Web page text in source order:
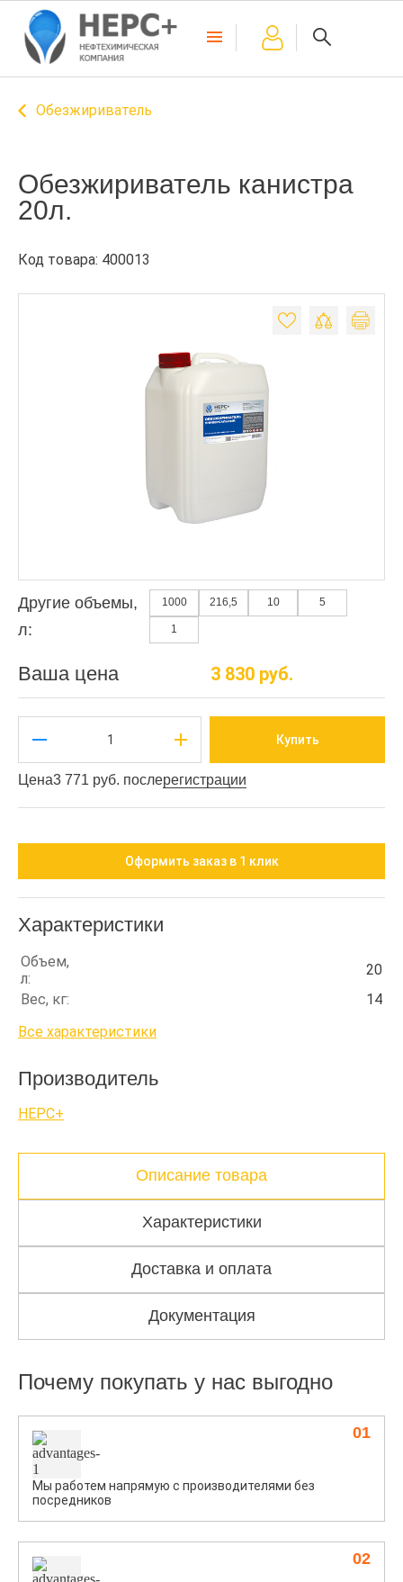
Обезжириватель
Обезжириватель канистра
20л.
Код товара: 400013
Другие объемы,
л:
1000 216,5 10 5
1
Ваша цена 3 830 руб.
Купить
Цена3 771 руб. послерегистрации
Оформить заказ в 1 клик
Характеристики
Объем,
л:
20
Вес, кг:
14
Все характеристики
Производитель
НЕРС+
Описание товара
Характеристики
Доставка и оплата
Документация
Почему покупать у нас выгодно
Мы работем напрямую с производителями без
посредников
01
02